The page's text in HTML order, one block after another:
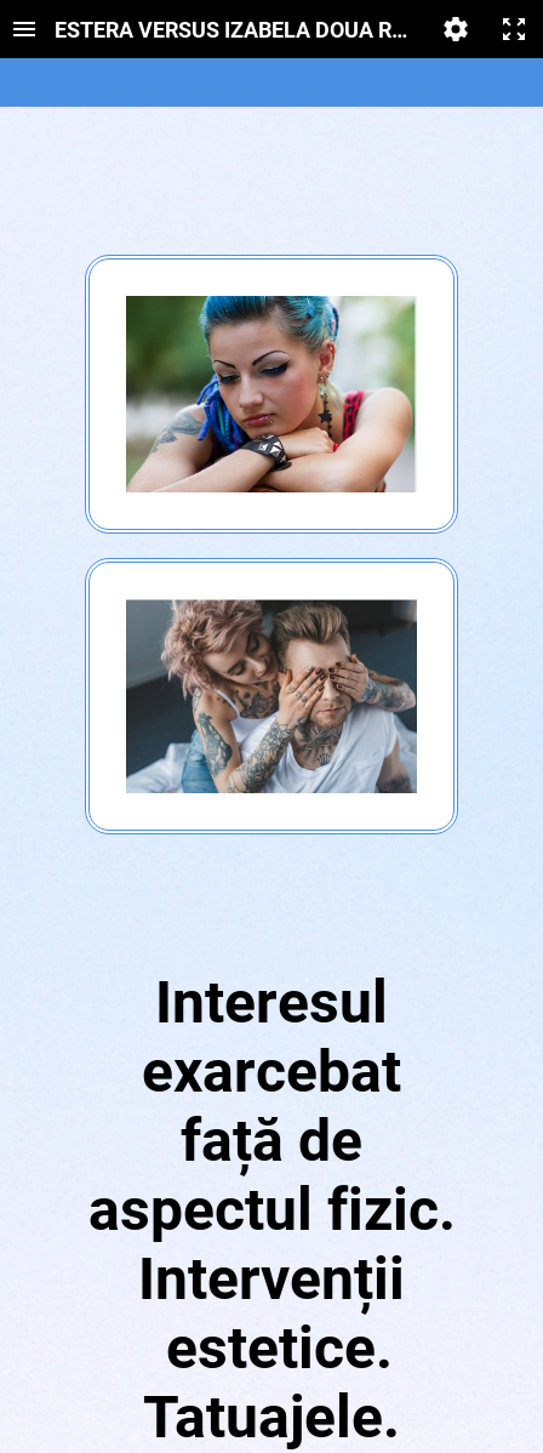
ESTERA VERSUS IZABELA DOUA REGINE ALE
Interesul
exarcebat
față de
aspectul fizic.
Intervenții
estetice.
Tatuajele.